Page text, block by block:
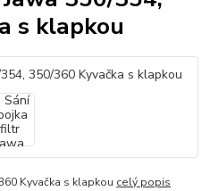
s klapkou
Kyvačka s klapkou celý popis